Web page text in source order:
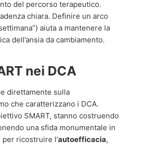
del percorso terapeutico.
chiara. Definire un arco
aiuta a mantenere la
dell’ansia da cambiamento.
nei DCA
direttamente sulla
che caratterizzano i DCA.
SMART, stanno costruendo
una sfida monumentale in
ricostruire l’autoefficacia,